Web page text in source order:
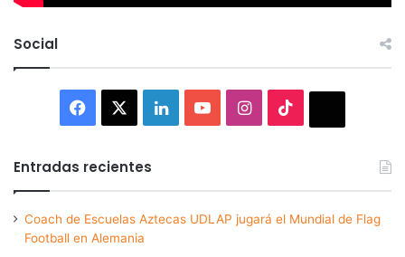
Social
Facebook LinkedInYouTubeInstagram
Entradas recientes
Coach de Escuelas Aztecas UDLAP jugará el Mundial de Flag
Football en Alemania